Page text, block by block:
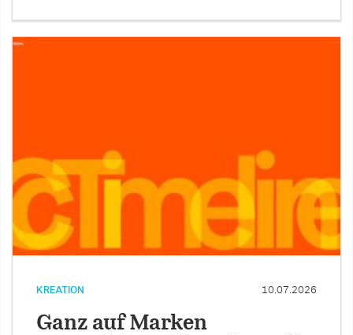
KREATION 10.07.2026
Ganz auf Marken